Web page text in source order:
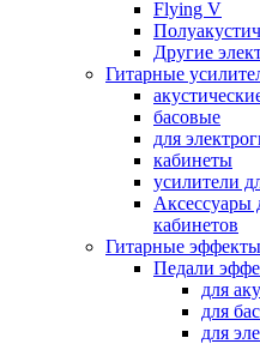
Flying V
Другие
Гитарные
басовые
для
кабинеты
усилители
Аксессуары
кабинетов
Гитарные эффекты
Педали
для
для
для